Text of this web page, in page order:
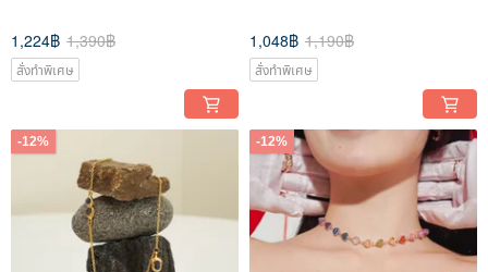
1,224฿ 1,390฿
สั่งทำพิเศษ
1,048฿ 1,190฿
สั่งทำพิเศษ
-12% -12%